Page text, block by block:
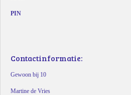
PIN
Contactinformatie:
Gewoon bij 10
Martine de Vries